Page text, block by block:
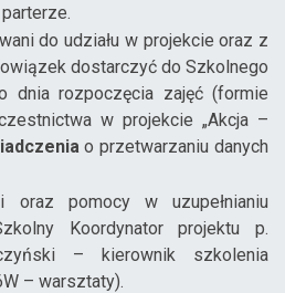
do udziału w projekcie oraz z
dostarczyć do Szkolnego
dnia rozpoczęcia zajęć (formie
w projekcie „Akcja –
o przetwarzaniu danych
oraz pomocy w uzupełnianiu
Koordynator projektu p.
– kierownik szkolenia
– warsztaty).